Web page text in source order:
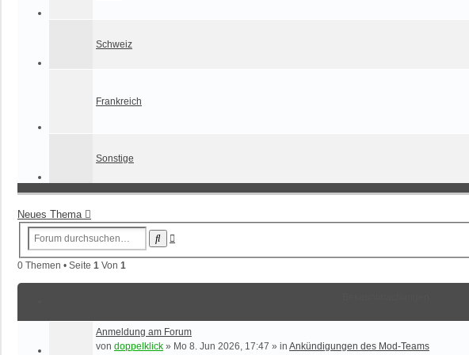
Schweiz
Frankreich
Sonstige
Neues Thema
Suche
0 Themen • Seite 1 Von 1
Anmeldung am Forum
von doppelklick » Mo 8. Jun 2026, 17:47 » in Ankündigungen des Mod-Teams